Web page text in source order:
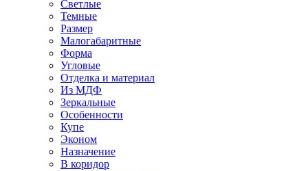
Светлые
Темные
Размер
Малогабаритные
Форма
Угловые
Отделка и материал
Из МДФ
Зеркальные
Особенности
Купе
Эконом
Назначение
В коридор